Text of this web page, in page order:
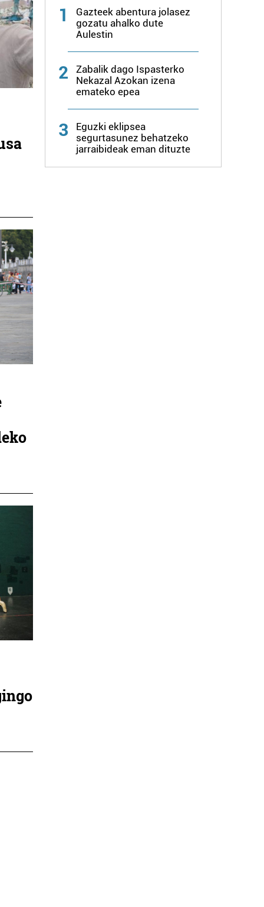
1
Gazteek abentura jolasez
gozatu ahalko dute
Aulestin
2
Zabalik dago Ispasterko
Nekazal Azokan izena
emateko epea
3
Eguzki eklipsea
segurtasunez behatzeko
jarraibideak eman dituzte